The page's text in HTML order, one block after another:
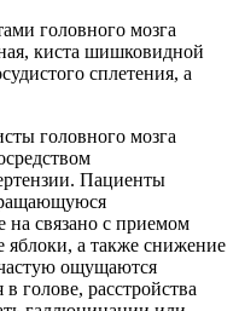
головного мозга
киста шишковидной
сплетения, а
головного мозга
Пациенты
на связано с приемом
яблоки, а также снижение
ощущаются
голове, расстройства